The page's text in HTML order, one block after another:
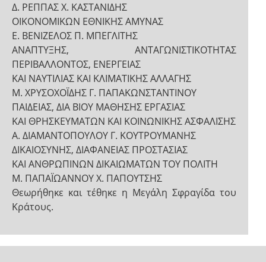
Δ. ΡΕΠΠΑΣ Χ. ΚΑΣΤΑΝΙΔΗΣ
ΟΙΚΟΝΟΜΙΚΩΝ ΕΘΝΙΚΗΣ ΑΜΥΝΑΣ
Ε. ΒΕΝΙΖΕΛΟΣ Π. ΜΠΕΓΛΙΤΗΣ
ΑΝΑΠΤΥΞΗΣ, ΑΝΤΑΓΩΝΙΣΤΙΚΟΤΗΤΑΣ
ΠΕΡΙΒΑΛΛΟΝΤΟΣ, ΕΝΕΡΓΕΙΑΣ
ΚΑΙ ΝΑΥΤΙΛΙΑΣ ΚΑΙ ΚΛΙΜΑΤΙΚΗΣ ΑΛΛΑΓΗΣ
Μ. ΧΡΥΣΟΧΟΪΔΗΣ Γ. ΠΑΠΑΚΩΝΣΤΑΝΤΙΝΟΥ
ΠΑΙΔΕΙΑΣ, ΔΙΑ ΒΙΟΥ ΜΑΘΗΣΗΣ ΕΡΓΑΣΙΑΣ
ΚΑΙ ΘΡΗΣΚΕΥΜΑΤΩΝ ΚΑΙ ΚΟΙΝΩΝΙΚΗΣ ΑΣΦΑΛΙΣΗΣ
Α. ΔΙΑΜΑΝΤΟΠΟΥΛΟΥ Γ. ΚΟΥΤΡΟΥΜΑΝΗΣ
ΔΙΚΑΙΟΣΥΝΗΣ, ΔΙΑΦΑΝΕΙΑΣ ΠΡΟΣΤΑΣΙΑΣ
ΚΑΙ ΑΝΘΡΩΠΙΝΩΝ ΔΙΚΑΙΩΜΑΤΩΝ ΤΟΥ ΠΟΛΙΤΗ
Μ. ΠΑΠΑΪΩΑΝΝΟΥ Χ. ΠΑΠΟΥΤΣΗΣ
Θεωρήθηκε και τέθηκε η Μεγάλη Σφραγίδα του
Κράτους.